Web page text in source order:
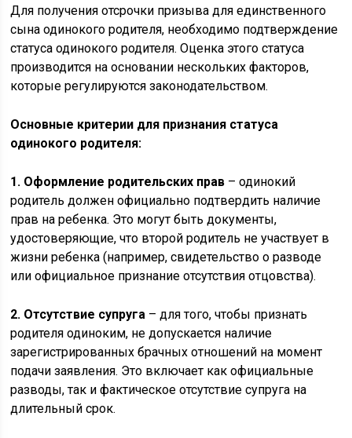
Для получения отсрочки призыва для единственного
сына одинокого родителя, необходимо подтверждение
статуса одинокого родителя. Оценка этого статуса
производится на основании нескольких факторов,
которые регулируются законодательством.
Основные критерии для признания статуса
одинокого родителя:
1. Оформление родительских прав – одинокий
родитель должен официально подтвердить наличие
прав на ребенка. Это могут быть документы,
удостоверяющие, что второй родитель не участвует в
жизни ребенка (например, свидетельство о разводе
или официальное признание отсутствия отцовства).
2. Отсутствие супруга – для того, чтобы признать
родителя одиноким, не допускается наличие
зарегистрированных брачных отношений на момент
подачи заявления. Это включает как официальные
разводы, так и фактическое отсутствие супруга на
длительный срок.